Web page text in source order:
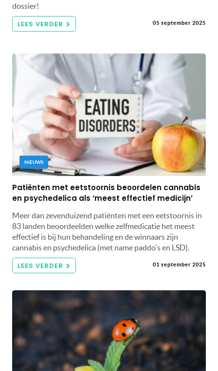
dossier!
LEES VERDER 05 september 2025
NIEUWS
Patiënten met eetstoornis beoordelen cannabis
en psychedelica als ‘meest effectief medicijn’
Meer dan zevenduizend patiënten met een eetstoornis in
83 landen beoordeelden welke zelfmedicatie het meest
effectief is bij hun behandeling en de winnaars zijn
cannabis en psychedelica (met name paddo's en LSD).
LEES VERDER 01 september 2025